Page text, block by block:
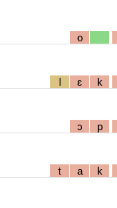
o
l ɛ k
ɔ p
t a k